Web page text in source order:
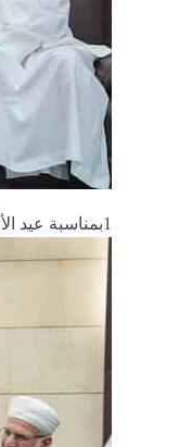
1بمناسبة عيد الأضحى محافظ حمص يستقبل وفود المهنئين من الوجهاء والأهالي